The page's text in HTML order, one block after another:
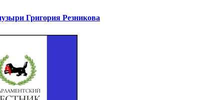
Григория Резникова